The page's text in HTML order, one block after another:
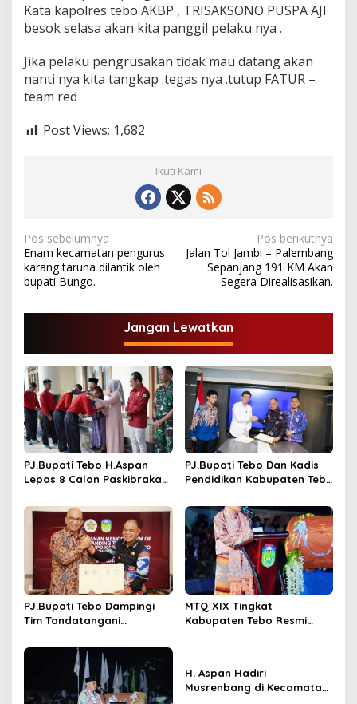
A
K
N
A
L
Kata kapolres tebo AKBP , TRISAKSONO PUSPA AJI
besok selasa akan kita panggil pelaku nya .
Jika pelaku pengrusakan tidak mau datang akan
nanti nya kita tangkap .tegas nya .tutup FATUR –
team red
Post Views: 1,682
Ikuti Kami
N
a
v
i
a
s
i
p
o
s
Pos sebelumnya
Enam kecamatan pengurus
karang taruna dilantik oleh
bupati Bungo.
Pos berikutnya
Jalan Tol Jambi – Palembang
Sepanjang 191 KM Akan
Segera Direalisasikan.
Jangan Lewatkan
PJ.Bupati Tebo H.Aspan
Lepas 8 Calon Paskibraka
PJ.Bupati Tebo Dan Kadis
Pendidikan Kabupaten Tebo
Program GASING
PJ.Bupati Tebo Dampingi
Tim Tandatangani
Dengan UGM Tentang
RPJPD 2025 – 2045
MTQ XIX Tingkat
Kabupaten Tebo Resmi
H. Aspan Hadiri
Musrenbang di Kecamatan